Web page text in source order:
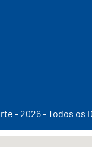
- 2026 - Todos os